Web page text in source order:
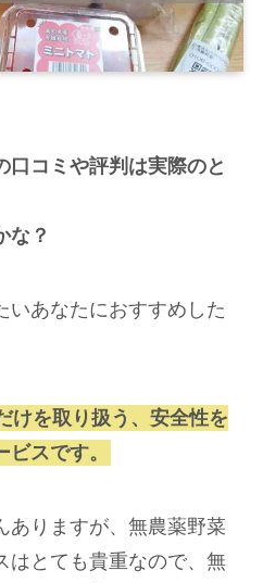
口コミや評判は実際のと
な？
いあなたにおすすめした
けを取り扱う、安全性を
スです。
ありますが、無農薬野菜
はとても貴重なので、無